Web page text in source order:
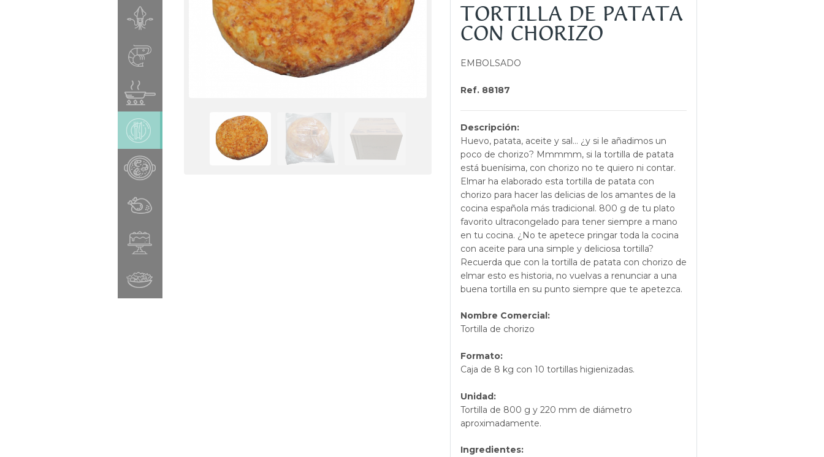
TORTILLA DE PATATA
CON CHORIZO
EMBOLSADO
Ref. 88187
Descripción:
Huevo, patata, aceite y sal… ¿y si le añadimos un
poco de chorizo? Mmmmm, si la tortilla de patata
está buenísima, con chorizo no te quiero ni contar.
Elmar ha elaborado esta tortilla de patata con
chorizo para hacer las delicias de los amantes de la
cocina española más tradicional. 800 g de tu plato
favorito ultracongelado para tener siempre a mano
en tu cocina. ¿No te apetece pringar toda la cocina
con aceite para una simple y deliciosa tortilla?
Recuerda que con la tortilla de patata con chorizo de
elmar esto es historia, no vuelvas a renunciar a una
buena tortilla en su punto siempre que te apetezca.
Nombre Comercial:
Tortilla de chorizo
Formato:
Caja de 8 kg con 10 tortillas higienizadas.
Unidad:
Tortilla de 800 g y 220 mm de diámetro
aproximadamente.
Ingredientes: